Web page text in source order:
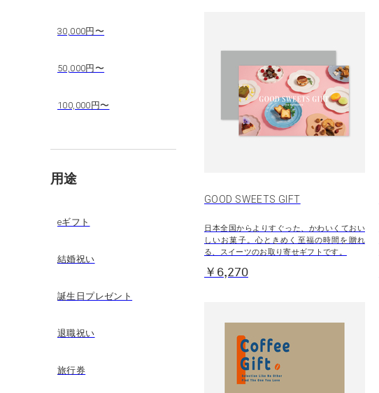
30,000円〜
50,000円〜
100,000円〜
用途
eギフト
結婚祝い
誕生日プレゼント
退職祝い
旅行券
GOOD SWEETS GIFT
日本全国からよりすぐった、かわいくておい
しいお菓子。心ときめく至福の時間を贈れ
る、スイーツのお取り寄せギフトです。
￥6,270